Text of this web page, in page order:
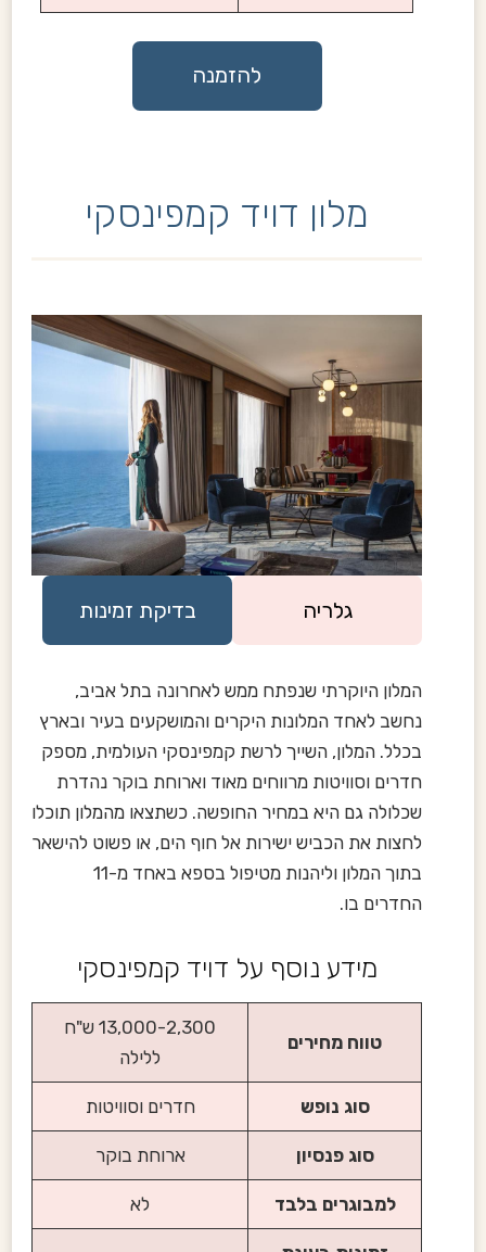
להזמנה
מלון דויד קמפינסקי
גלריה בדיקת זמינות
המלון היוקרתי שנפתח ממש לאחרונה בתל אביב,
נחשב לאחד המלונות היקרים והמושקעים בעיר ובארץ
בכלל. המלון, השייך לרשת קמפינסקי העולמית, מספק
חדרים וסוויטות מרווחים מאוד וארוחת בוקר נהדרת
שכלולה גם היא במחיר החופשה. כשתצאו מהמלון תוכלו
לחצות את הכביש ישירות אל חוף הים, או פשוט להישאר
בתוך המלון וליהנות מטיפול בספא באחד מ-11
החדרים בו.
מידע נוסף על דויד קמפינסקי
טווח מחירים
13,000-2,300 ש"ח
ללילה
סוג נופש חדרים וסוויטות
סוג פנסיון ארוחת בוקר
למבוגרים בלבד לא